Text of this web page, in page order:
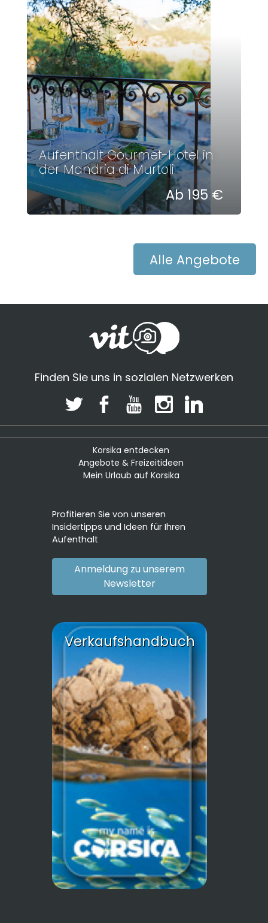
Aufenthalt Gourmet-Hotel in
der Mandria di Murtoli
Ab 195 €
Alle Angebote
Finden Sie uns in sozialen Netzwerken
Korsika entdecken
Angebote & Freizeitideen
Mein Urlaub auf Korsika
Profitieren Sie von unseren
Insidertipps und Ideen für Ihren
Aufenthalt
Anmeldung zu unserem
Newsletter
Verkaufshandbuch